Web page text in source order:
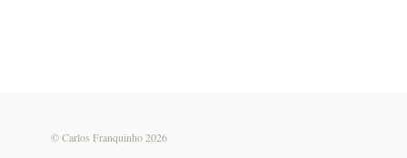
© Carlos Franquinho 2026